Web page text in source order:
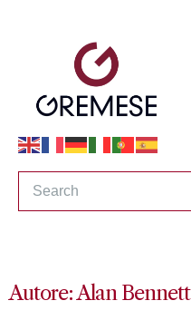
Autore: Alan Bennett